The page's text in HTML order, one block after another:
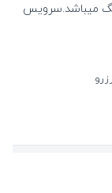
میباشد.سرویس